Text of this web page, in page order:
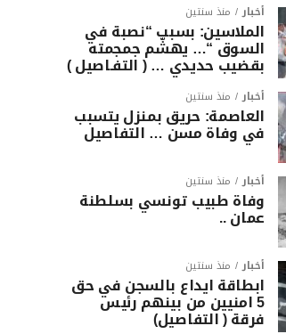
أخبار منذ سنتين
الملاسين: بسبب “نصبة في
السوق “… يهشّم جمجمته
بقضيب حديدي … ( التفـاصيل )
أخبار منذ سنتين
العاصمة: حريق بمنزل يتسبب
في وفاة مسن … التفاصيل
أخبار منذ سنتين
وفاة طبيب تونسي بسلطنة
عمان ..
أخبار منذ سنتين
ابطاقة ايداع بالسجن في حق
5 امنيين من بينهم رئيس
فرقة ( التفاصيل)